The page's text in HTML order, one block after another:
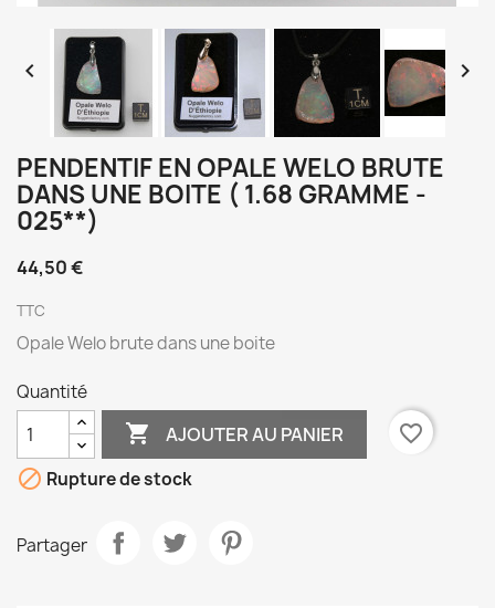
 
PENDENTIF EN OPALE WELO BRUTE
DANS UNE BOITE ( 1.68 GRAMME -
025**)
44,50 €
TTC
Opale Welo brute dans une boite
Quantité
 AJOUTER AU PANIER
favorite_border
 Rupture de stock
Partager